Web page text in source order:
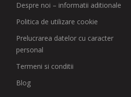
Despre noi – informatii aditionale
Politica de utilizare cookie
Prelucrarea datelor cu caracter
personal
Termeni si conditii
Blog